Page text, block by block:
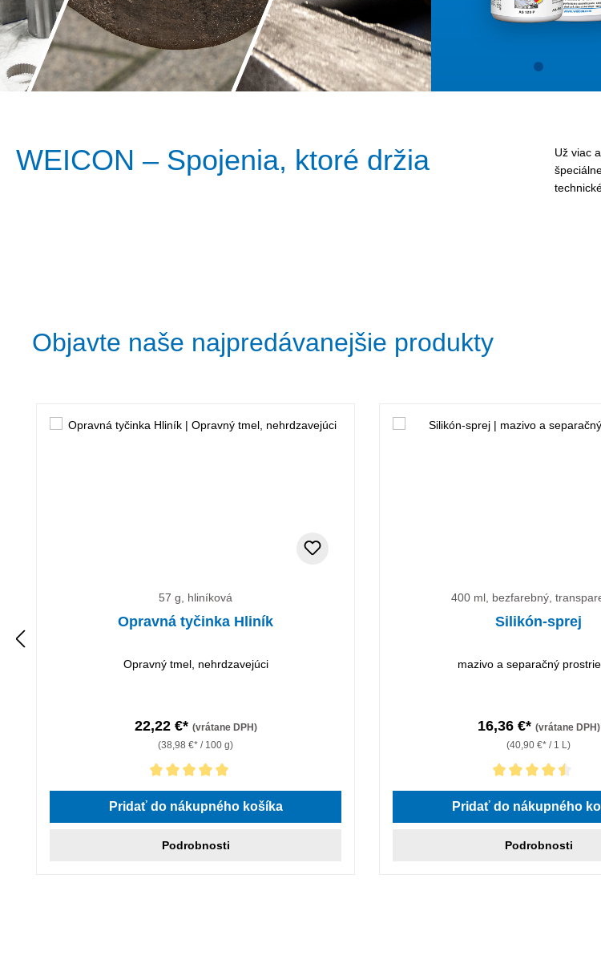
WEICON – Spojenia, ktoré držia
Už viac
Objavte naše najpredávanejšie produkty
57 g, hliníková
Opravná tyčinka Hliník
Opravný tmel, nehrdzavejúci
22,22 €* (vrátane DPH)
(38,98 €* / 100 g)
Priemerné hodnotenie 5 z 5 hviezdičiek
Pridať do nákupného košíka
Podrobnosti
400 ml, bezfarebný,
Silikón-sprej
mazivo a separačný
16,36 €* (vrátane DPH)
(40,90 €* / 1 L)
Priemerné hodnotenie 4.5 z 5 hviezdičiek
Pridať do nákupného
Podrobnosti